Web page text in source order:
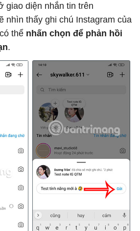
giao diện nhắn tin trên
nhìn thấy ghi chú Instagram của
thể nhấn chọn để phản hồi
.